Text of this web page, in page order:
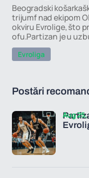
Beogradski
trijumf nad ekipom
okviru Evrolige, što
ofu.Partizan je u
Evroliga
Postări
Aug 25,